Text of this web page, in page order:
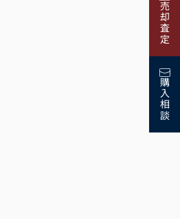
売却査定
購入相談